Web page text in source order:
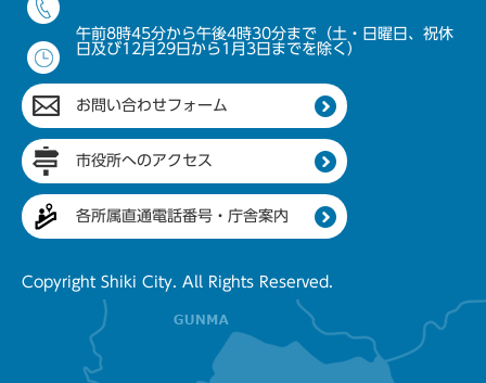
午前8時45分から午後4時30分まで（土・日曜日、祝休
日及び12月29日から1月3日までを除く）
お問い合わせフォーム
市役所へのアクセス
各所属直通電話番号・庁舎案内
Copyright Shiki City. All Rights Reserved.